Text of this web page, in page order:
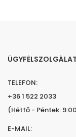
ÜGYFÉLSZOLGÁLAT
TELEFON:
+36 1 522 2033
(Hétfő - Péntek:
E-MAIL: